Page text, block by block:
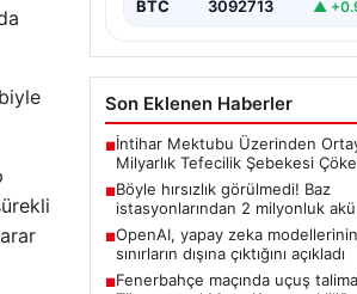
BTC 3092713 ▲
Son Eklenen Haberler
■İntihar Mektubu Üzerinden
Milyarlık Tefecilik Şebekesi
■Böyle hırsızlık görülmedi! Baz
istasyonlarından 2 milyonluk akü
■OpenAI, yapay zeka modellerinin
sınırların dışına çıktığını açıkladı
■Fenerbahçe maçında uçuş